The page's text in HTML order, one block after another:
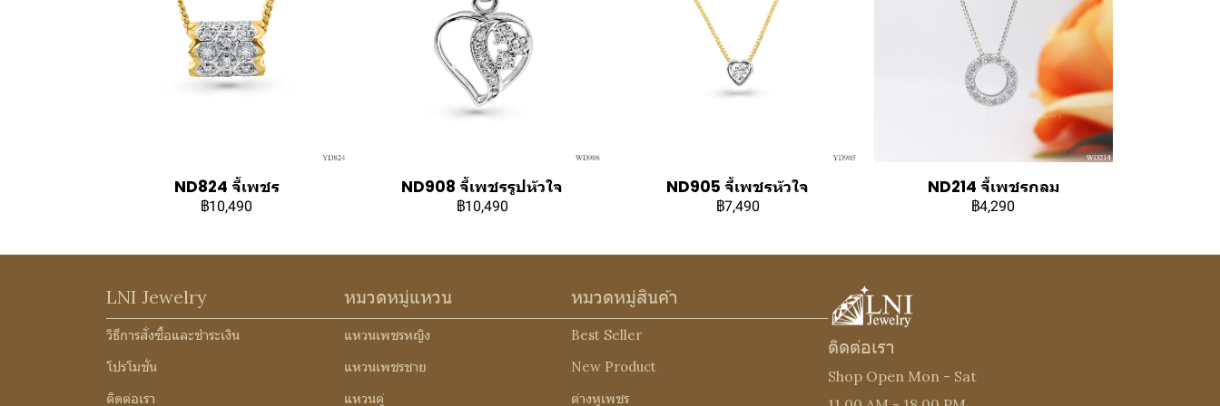
ND824 จี้เพชร
฿10,490
ND908 จี้เพชรรูปหัวใจ
฿10,490
ND905 จี้เพชรหัวใจ
฿7,490
ND214 จี้เพชรกลม
฿4,290
LNI Jewelry
วิธีการสั่งซื้อและชำระเงิน
โปรโมชั่น
ติดต่อเรา
หมวดหมู่แหวน
แหวนเพชรหญิง
แหวนเพชรชาย
แหวนคู่
หมวดหมู่สินค้า
Best Seller
New Product
ต่างหูเพชร
ติดต่อเรา
Shop Open Mon - Sat